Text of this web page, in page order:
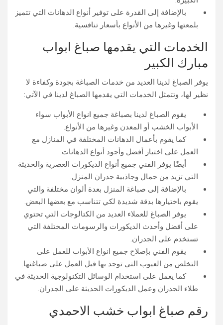
بالإضافة إلى القدرة على توفير أنواع الدهانات التي تتميز
بلمعتها وغيرها من الأنواع بأسعار تنافسية.
الخدمات التي يقدمها صباغ ابواب
مبارك الكبير
يوفر الصباغ لدينا العديد من خدمات الصباغة بجودة وكفاءة لا
نظير لها، وتتمثل الخدمات التي يقدمها الصباغ لدينا في الآتي:
يقوم الصباغ لدينا بصباغة جميع انواع الأبواب سواء
الأبواب الخشب أو المعدن وغيرها من الأنواع.
كما يقوم بأعمال الدهانات المختلفة في المنازل مع
العمل على اختيار أفضل وأجود أنواع الدهانات.
أيضًا يوفر الفني جميع أنواع الديكورات العصرية والحديثة
التي تزيد من جمال وجاذبية جدران المنزل.
بالإضافة إلى صباغة المنزل بعدة ألوان مختلفة والتي
يقوم باختيارها بدقة شديدة لكي تتناسب مع بعضها البعض.
يوفر الصباغ للعملاء العديد من الكتالوجات التي تحتوي
على أفضل وأحدث الديكورات والرسومات المختلفة التي
تستخدم على الجدران.
يقوم الفني بإصلاح جميع انواع الأبواب للعمل على
التخلص من العيوب التي توجد بها قبل العمل على صباغتها.
كما يعمل على استخدام الوسائل التكنولوجية الحديثة في
طلاء الجدران وعمل الديكورات الحديثة على الجدران.
رقم صباغ ابواب خشب الاحمدي